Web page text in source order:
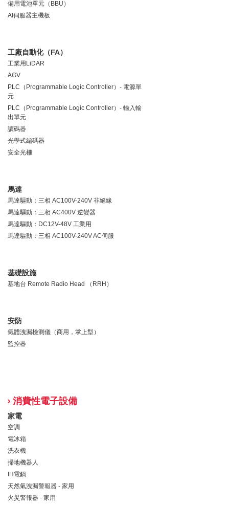
備用電池單元（BBU）
AI伺服器主機板
工廠自動化（FA）
工業用LiDAR
AGV
PLC（Programmable Logic Controller）- 電源單
元
PLC（Programmable Logic Controller）- 輸入輸
出單元
讀碼器
光學式編碼器
安全光柵
馬達
馬達驅動：三相 AC100V-240V 非絕緣
馬達驅動：三相 AC400V 逆變器
馬達驅動：DC12V-48V 工業用
馬達驅動：三相 AC100V-240V AC伺服
基礎設施
基地台 Remote Radio Head （RRH）
安防
氣體洩漏檢測儀（商用，掌上型）
監控器
消費性電子設備
家電
空調
電冰箱
洗衣機
掃地機器人
IH電鍋
天然氣洩漏警報器 - 家用
火災警報器 - 家用